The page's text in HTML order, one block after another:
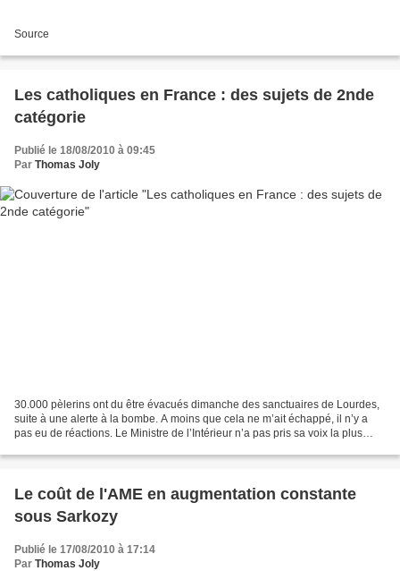
Source
Les catholiques en France : des sujets de 2nde
catégorie
Publié le 18/08/2010 à 09:45
Par Thomas Joly
30.000 pèlerins ont du être évacués dimanche des sanctuaires de Lourdes,
suite à une alerte à la bombe. A moins que cela ne m’ait échappé, il n’y a
pas eu de réactions. Le Ministre de l’Intérieur n’a pas pris sa voix la plus
Le coût de l'AME en augmentation constante
sous Sarkozy
Publié le 17/08/2010 à 17:14
Par Thomas Joly